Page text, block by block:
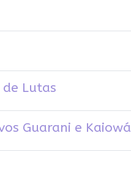
Lutas
Guarani e Kaiowá